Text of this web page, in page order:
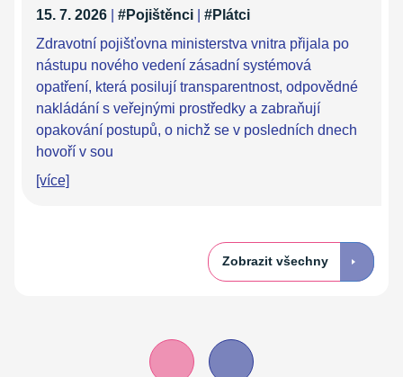
15. 7. 2026 #Pojištěnci
#Plátci
Zdravotní pojišťovna ministerstva vnitra přijala po
nástupu nového vedení zásadní systémová
opatření, která posilují transparentnost, odpovědné
nakládání s veřejnými prostředky a zabraňují
opakování postupů, o nichž se v posledních dnech
hovoří v sou
[více]
Zobrazit všechny